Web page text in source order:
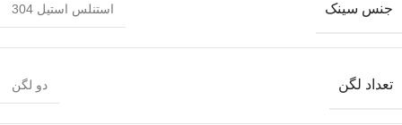
جنس سینک استنلس استیل 304
تعداد لگن دو لگن